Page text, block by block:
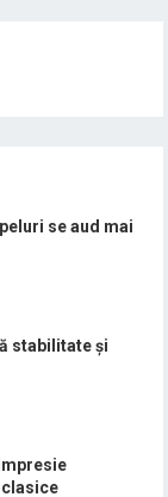
se aud mai
stabilitate și